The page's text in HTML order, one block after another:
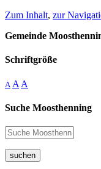
Zum Inhalt, zur
Gemeinde
Schriftgröße
A A A
Suche Moosthenning
suchen